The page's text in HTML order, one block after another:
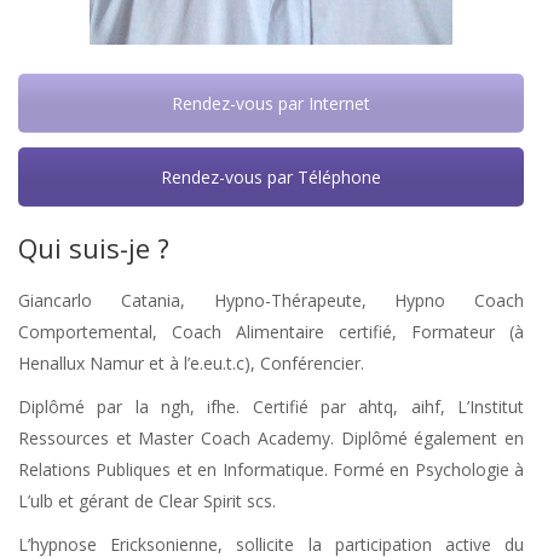
Qui suis-je ?
Giancarlo Catania, Hypno-Thérapeute, Hypno Coach
Comportemental, Coach Alimentaire certifié, Formateur (à
Henallux Namur et à l’e.eu.t.c), Conférencier.
Diplômé par la ngh, ifhe. Certifié par ahtq, aihf, L’Institut
Ressources et Master Coach Academy. Diplômé également en
Relations Publiques et en Informatique. Formé en Psychologie à
L’ulb et gérant de Clear Spirit scs.
L’hypnose Ericksonienne, sollicite la participation active du
Rendez-vous par Internet
Rendez-vous par Téléphone